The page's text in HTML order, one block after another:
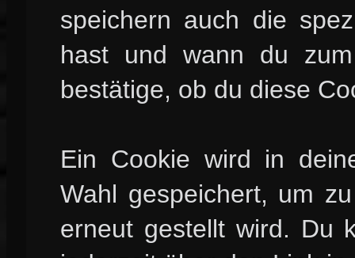
speichern auch die
hast und wann du
bestätige, ob du diese
Ein Cookie wird in
Wahl gespeichert, um
erneut gestellt wird. Du